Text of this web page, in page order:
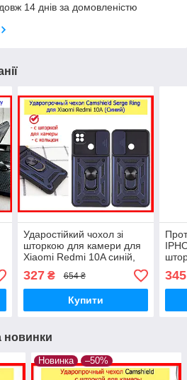
14 днів за домовленістю
Ударостійкий чохол зі
шторкою для камери для
Xiaomi Redmi 10A синій,
Camshield редмі 10а
327₴ 654 ₴
Купити
345
новинки
Новинка –50%